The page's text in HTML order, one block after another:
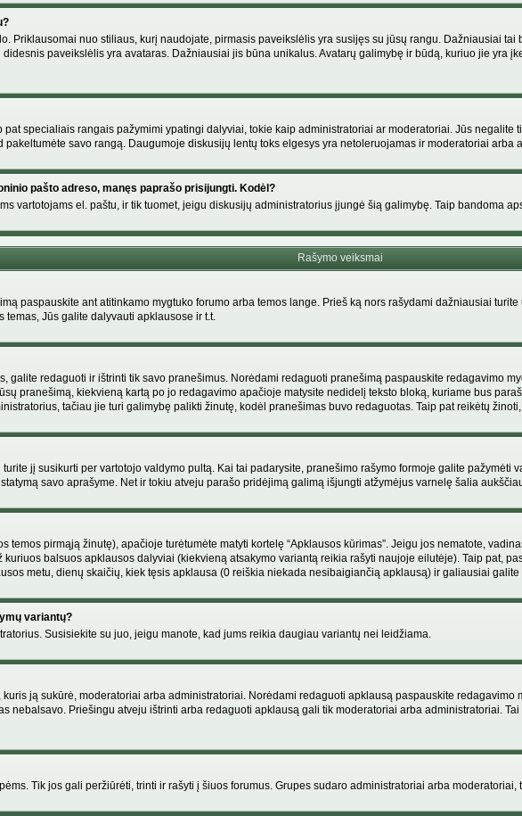
Priklausomai nuo stiliaus, kurį naudojate, pirmasis paveikslėlis yra susijęs su jūsų rangu. Dažniausiai
paveikslėlis yra avataras. Dažniausiai jis būna unikalus. Avatarų galimybę ir būdą, kuriuo jie yra
pat specialiais rangais pažymimi ypatingi dalyviai, tokie kaip administratoriai ar moderatoriai. Jūs
savo rangą. Daugumoje diskusijų lentų toks elgesys yra netoleruojamas ir moderatoriai
pašto adreso, manęs paprašo prisijungti. Kodėl?
vartotojams el. paštu, ir tik tuomet, jeigu diskusijų administratorius įjungė šią galimybę. Taip bandoma
Rašymo veiksmai
paspauskite ant atitinkamo mygtuko forumo arba temos lange. Prieš ką nors rašydami dažniausiai
Jūs galite dalyvauti apklausose ir t.t.
galite redaguoti ir ištrinti tik savo pranešimus. Norėdami redaguoti pranešimą paspauskite redagavimo
pranešimą, kiekvieną kartą po jo redagavimo apačioje matysite nedidelį teksto bloką, kuriame bus
tačiau jie turi galimybę palikti žinutę, kodėl pranešimas buvo redaguotas. Taip pat reikėtų
jį susikurti per vartotojo valdymo pultą. Kai tai padarysite, pranešimo rašymo formoje galite pažymėti
savo aprašyme. Net ir tokiu atveju parašo pridėjimą galimą išjungti atžymėjus varnelę šalia
temos pirmąją žinutę), apačioje turėtumėte matyti kortelę “Apklausos kūrimas”. Jeigu jos nematote,
balsuos apklausos dalyviai (kiekvieną atsakymo variantą reikia rašyti naujoje eilutėje). Taip pat,
metu, dienų skaičių, kiek tęsis apklausa (0 reiškia niekada nesibaigiančią apklausą) ir galiausiai
variantų?
Susisiekite su juo, jeigu manote, kad jums reikia daugiau variantų nei leidžiama.
ją sukūrė, moderatoriai arba administratoriai. Norėdami redaguoti apklausą paspauskite
nebalsavo. Priešingu atveju ištrinti arba redaguoti apklausą gali tik moderatoriai arba administratoriai.
Tik jos gali peržiūrėti, trinti ir rašyti į šiuos forumus. Grupes sudaro administratoriai arba